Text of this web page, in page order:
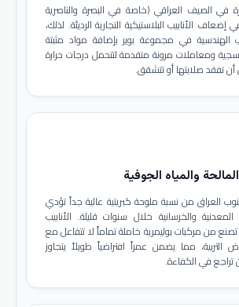
في الصيف العراقي (خاصة في البصرة والناصرية
الأنابيب البلاستيكية التجارية الرديئة. لذلك،
الهندسية في مجموعة بوير بإضافة مواد مثبتة
ومعاملات مرونة متقدمة لتتحمل درجات حرارة
أن تفقد صلابتها أو تتشقق.
والمياه الجوفية
العراق من نسبة ملوحة كبريتية عالية جداً تؤدي
المعدنية والخرسانية خلال سنوات قليلة. الأنابيب
تصنع من مركبات بوليمرية خاملة تماماً لا تتفاعل مع
التربية، مما يضمن عمراً افتراضياً طويلاً يتجاوز
في الكفاءة.